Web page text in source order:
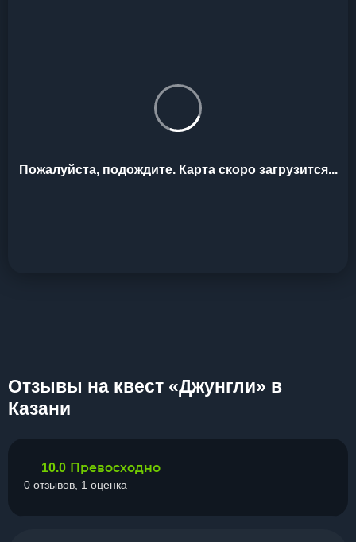
Пожалуйста, подождите. Карта скоро загрузится...
Отзывы на квест «Джунгли» в
Казани
10.0 Превосходно
0 отзывов, 1 оценка